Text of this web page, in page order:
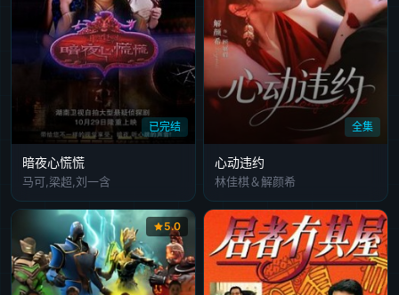
已完结
暗夜心慌慌
马可,梁超,刘一含
全集
心动违约
林佳棋＆解颜希
5.0